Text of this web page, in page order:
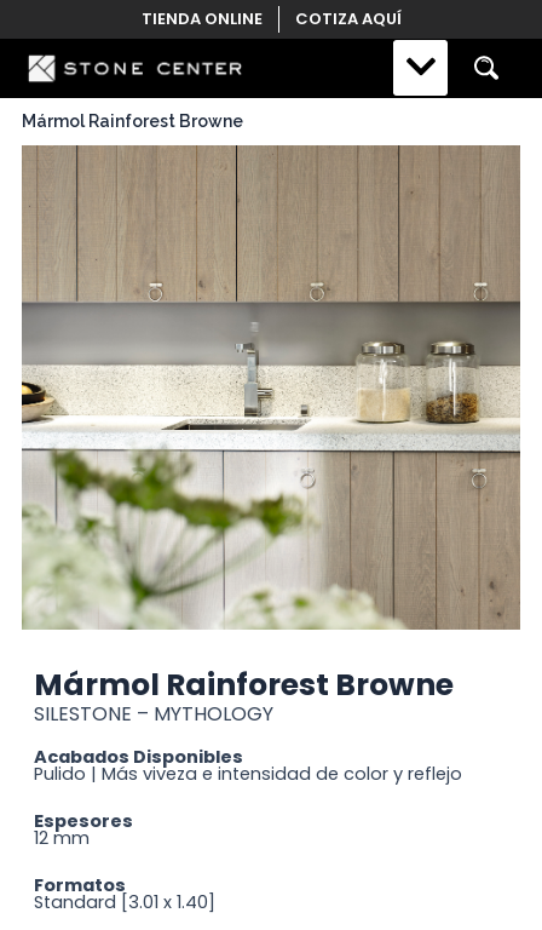
to
content
TIENDA ONLINE COTIZA AQUÍ
Mármol Rainforest Browne
Mármol Rainforest Browne
SILESTONE – MYTHOLOGY
Acabados Disponibles
Pulido | Más viveza e intensidad de color y reflejo
Espesores
12 mm
Formatos
Standard [3.01 x 1.40]